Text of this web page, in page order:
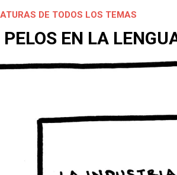
DE TODOS LOS TEMAS
EN LA